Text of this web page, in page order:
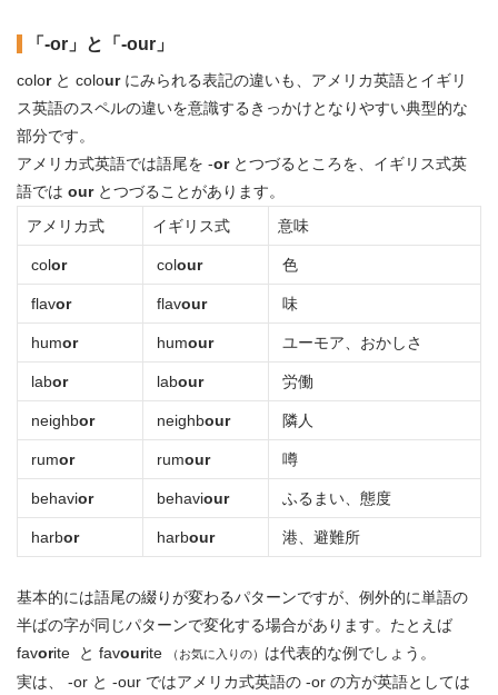
「-or」と「-our」
colorと colourにみられる表記の違いも、アメリカ英語とイギリ
ス英語のスペルの違いを意識するきっかけとなりやすい典型的な
部分です。
アメリカ式英語では語尾を -orとつづるところを、イギリス式英
語では ourとつづることがあります。
アメリカ式
イギリス式 意味
color colour 色
flavor flavour 味
humor humour ユーモア、おかしさ
labor labour 労働
neighbor neighbour 隣人
rumor rumour 噂
behavior behaviour ふるまい、態度
harbor harbour 港、避難所
基本的には語尾の綴りが変わるパターンですが、例外的に単語の
半ばの字が同じパターンで変化する場合があります。たとえば
favorite と favourite （お気に入りの） は代表的な例でしょう。
実は、 -or と -our ではアメリカ式英語の -or の方が英語としては